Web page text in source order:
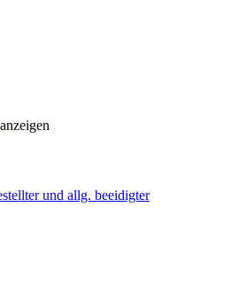
anzeigen
und allg. beeidigter